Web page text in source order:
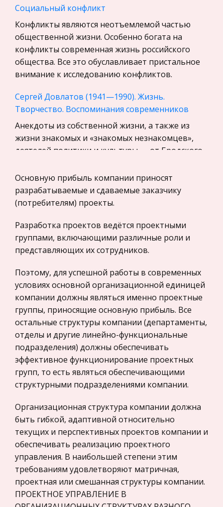
Бухгалтерский учет
История
Уголовное право
Экскурсии и туризм
Маркетинг, товароведение, реклама
Социология
Религия
Культурология
Экологическое право
Теория государства и права
История отечественного государства и
права
Микроэкономика, экономика предприятия,
предпринимательство
Нероссийское законодательство
Международные экономические и валютно-
кредитные отношения
Политология, Политистория
Биржевое дело
Радиоэлектроника
Медицина
Пищевые продукты
Конституционное (государственное) право
зарубежных стран
Государственное регулирование, Таможня,
Налоги
Транспорт
Жилищное право
Гражданское право
Гражданское процессуальное право
Законодательство и право
Социальный конфликт
Конфликты являются неотъемлемой частью
общественной жизни. Особенно богата на
конфликты современная жизнь российского
общества. Все это обуславливает пристальное
внимание к исследованию конфликтов.
Сергей Довлатов (1941—1990). Жизнь.
Творчество. Воспоминания современников
Анекдоты из собственной жизни, а также из
жизни знакомых и «знакомых незнакомцев»,
деятелей политики и культуры — от Бродского
любимый жанр Довлатова. Сам Довлато
Датчик содержания СО
преобразовани я концентрации газа в
электрический сигнал Лист .Изм Лист № докум.
Подпись Дата "; echo ''; Достоинст
Философия информации и сложных систем
Современное производство стало очень
сложным; в связи с этим на первый план в нем
выдвигаются вопросы организации и
управления, основанные на процессах передачи
и преобразования информации. Без изучен
Вертолёт
Различают вертолеты одновинтовые с рулевым
(хвостовым) винтом; двухили многовинтовые.
Скорость полета вертолета до 350 км/ч ,
грузоподъемность до 40 т (1984). Применяются
для пассажирских и грузовых
А. П. Чехов - обличитель мещанства и пошлости
Чебоксары, 2006 г . Содержание. 1. А.П. Чехов –
непревзойденный мастер рассказа………..3 стр. 2.
А.П. Чехов - обличитель мещанства и
Основную прибыль компании приносят
разрабатываемые и сдаваемые заказчику
(потребителям) проекты.
Разработка проектов ведётся проектными
группами, включающими различные роли и
представляющих их сотрудников.
Поэтому, для успешной работы в современных
условиях основной организационной единицей
компании должны являться именно проектные
группы, приносящие основную прибыль. Все
остальные структуры компании (департаменты,
отделы и другие линейно-функциональные
подразделения) должны обеспечивать
эффективное функционирование проектных
групп, то есть являться обеспечивающими
структурными подразделениями компании.
Организационная структура компании должна
быть гибкой, адаптивной относительно
текущих и перспективных проектов компании и
обеспечивать реализацию проектного
управления. В наибольшей степени этим
требованиям удовлетворяют матричная,
проектная или смешанная структуры компании.
ПРОЕКТНОЕ УПРАВЛЕНИЕ В